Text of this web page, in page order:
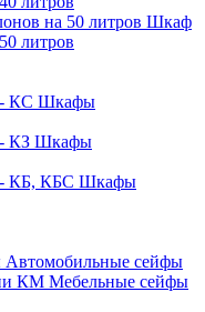
Шкаф
литров
Шкафы
Шкафы
Шкафы
Автомобильные сейфы
Мебельные сейфы